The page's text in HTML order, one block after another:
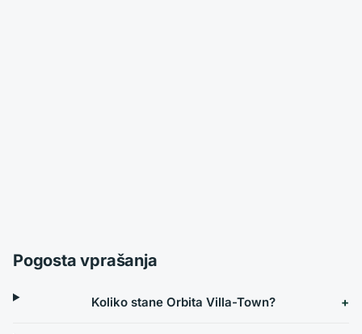
Pogosta vprašanja
Koliko stane Orbita Villa-Town?